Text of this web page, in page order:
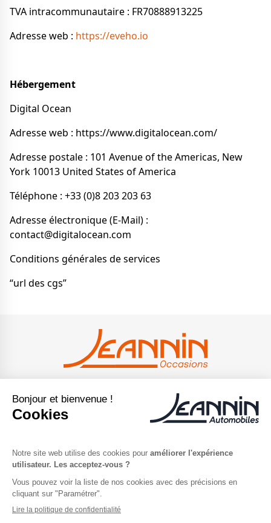
TVA intracommunautaire : FR70888913225
Adresse web : https://eveho.io
Hébergement
Digital Ocean
Adresse web : https://www.digitalocean.com/
Adresse postale : 101 Avenue of the Americas, New
York 10013 United States of America
Téléphone : +33 (0)8 203 203 63
Adresse électronique (E-Mail) :
contact@digitalocean.com
Conditions générales de services
“url des cgs”
Accueil
Nos occasions
À propos